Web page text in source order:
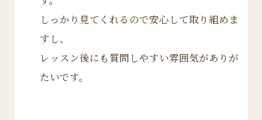
しっかり見てくれるので安心して取り組めま
すし、
レッスン後にも質問しやすい雰囲気がありが
たいです。